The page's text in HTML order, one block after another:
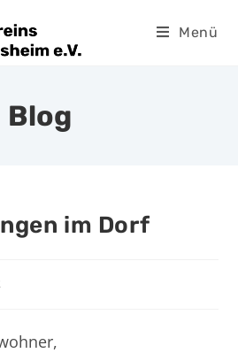
Menü
Blog
im Dorf